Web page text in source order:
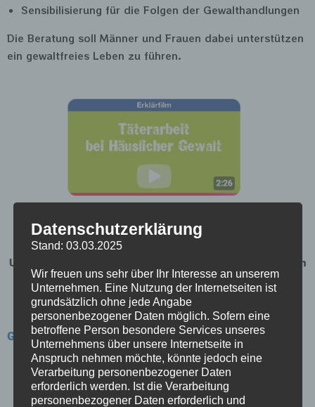
Sensibilisierung für die Folgen der Gewalthandlungen
Die Beratung soll Männer und Frauen dabei unterstützen
ein gewaltfreies Leben zu führen.
Um den Film anzuschauen, geben Sie bitte folgende Adresse in
Ihren Browser ein: https://www.youtube.com/watch?
v=g2R41fqhp2U
Gerne dürfen Sie sich auch an uns wenden:
Datenschutzerklärung
Stand: 03.03.2025
Wir freuen uns sehr über Ihr Interesse an unserem
Unternehmen. Eine Nutzung der Internetseiten ist
grundsätzlich ohne jede Angabe
personenbezogener Daten möglich. Sofern eine
betroffene Person besondere Services unseres
Unternehmens über unsere Internetseite in
Anspruch nehmen möchte, könnte jedoch eine
Verarbeitung personenbezogener Daten
erforderlich werden. Ist die Verarbeitung
personenbezogener Daten erforderlich und